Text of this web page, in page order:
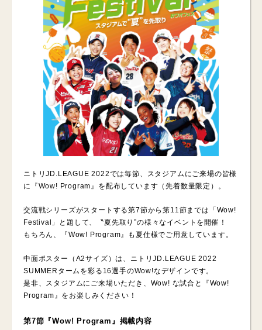
ニトリJD.LEAGUE 2022では毎節、スタジアムにご来場の皆様
に『Wow! Program』を配布しています（先着数量限定）。
交流戦シリーズがスタートする第7節から第11節までは「Wow!
Festival」と題して、〝夏先取り”の様々なイベントを開催！
もちろん、『Wow! Program』も夏仕様でご用意しています。
中面ポスター（A2サイズ）は、ニトリJD.LEAGUE 2022
SUMMERタームを彩る16選手のWow!なデザインです。
是非、スタジアムにご来場いただき、Wow! な試合と『Wow!
Program』をお楽しみください！
第7節『Wow! Program』掲載内容